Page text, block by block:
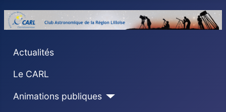
Actualités
Le CARL
Animations publiques